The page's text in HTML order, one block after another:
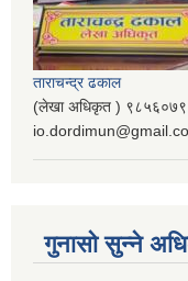
ताराचन्द्र ढकाल
(लेखा अधिकृत )
गुनासो सुन्ने